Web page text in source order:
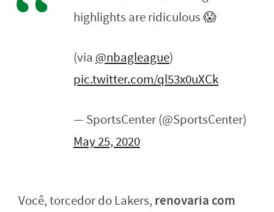
highlights are ridiculous 😱
(via @nbagleague)
pic.twitter.com/ql53x0uXCk
— SportsCenter (@SportsCenter)
May 25, 2020
Você, torcedor do Lakers, renovaria com